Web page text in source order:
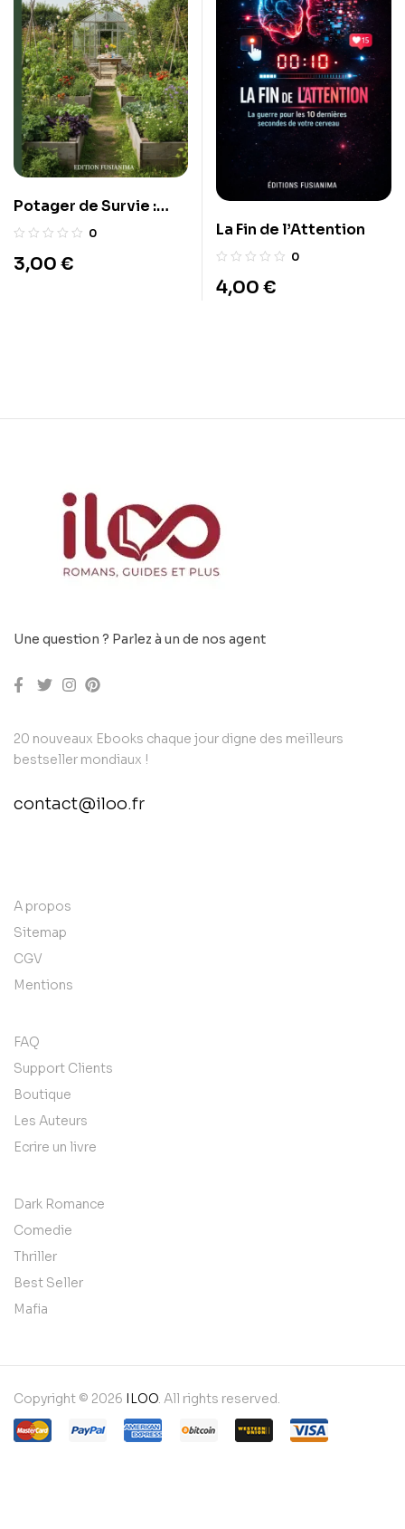
Potager de Survie :
Nourrir sa famille avec
0
3,00 €
La Fin de l’Attention
0
4,00 €
Une question ? Parlez à un de nos agent
20 nouveaux Ebooks chaque jour digne des meilleurs
bestseller mondiaux !
contact@iloo.fr
A propos
Sitemap
CGV
Mentions
FAQ
Support Clients
Boutique
Les Auteurs
Ecrire un livre
Dark Romance
Comedie
Thriller
Best Seller
Mafia
Copyright © 2026 ILOO . All rights reserved.